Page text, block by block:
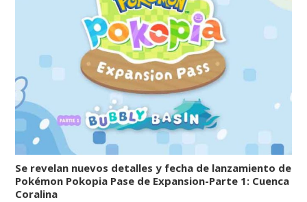
Se revelan nuevos detalles y fecha de lanzamiento de
Pokémon Pokopia Pase de Expansion-Parte 1: Cuenca
Coralina